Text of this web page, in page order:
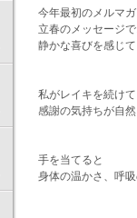
今年最初のメルマ
立春のメッセージ
静かな喜びを感じ
私がレイキを続け
感謝の気持ちが自
手を当てると
身体の温かさ、呼